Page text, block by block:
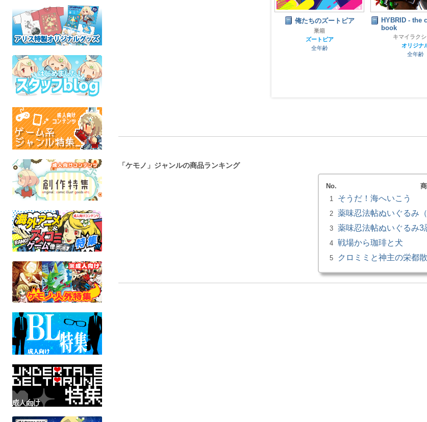
色紙・オリジナル 猫
星の店
全年齢
俺たちのズートピア
巣箱
ズートピア
全年齢
HYBRID - the
book
キマイラク
オリジナ
全年齢
「ケモノ」ジャンルの商品ランキング
No.
1
そうだ！海へいこう
2 薬味忍法帖ぬいぐるみ
3 薬味忍法帖ぬいぐるみ3
4 戦場から珈琲と犬
5 クロミミと神主の栄都